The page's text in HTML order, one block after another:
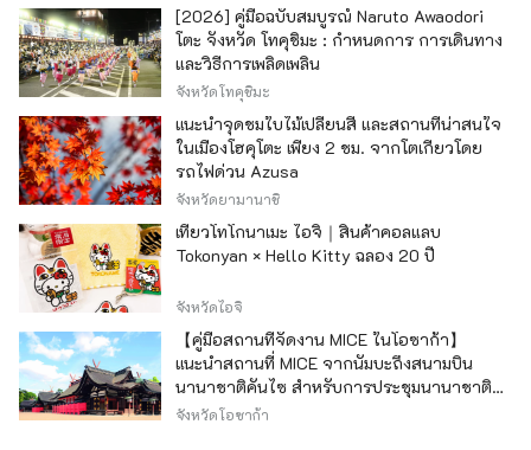
[2026] คู่มือฉบับสมบูรณ์ Naruto Awaodori
โตะ จังหวัด โทคุชิมะ : กำหนดการ การเดินทาง
และวิธีการเพลิดเพลิน
จังหวัดโทคุชิมะ
แนะนำจุดชมใบไม้เปลี่ยนสี และสถานที่น่าสนใจ
ในเมืองโฮคุโตะ เพียง 2 ชม. จากโตเกียวโดย
รถไฟด่วน Azusa
จังหวัดยามานาชิ
เที่ยวโทโกนาเมะ ไอจิ｜สินค้าคอลแลบ
Tokonyan × Hello Kitty ฉลอง 20 ปี
จังหวัดไอจิ
【คู่มือสถานที่จัดงาน MICE ในโอซาก้า】
แนะนำสถานที่ MICE จากนัมบะถึงสนามบิน
นานาชาติคันไซ สำหรับการประชุมนานาชาติ
และกิจกรรมองค์กร
จังหวัดโอซาก้า